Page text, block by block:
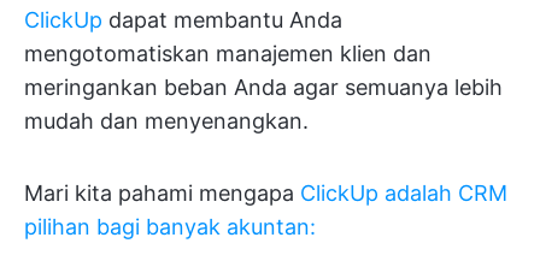
ClickUp dapat membantu Anda
mengotomatiskan manajemen klien dan
meringankan beban Anda agar semuanya lebih
mudah dan menyenangkan.
Mari kita pahami mengapa ClickUp adalah CRM
pilihan bagi banyak akuntan: